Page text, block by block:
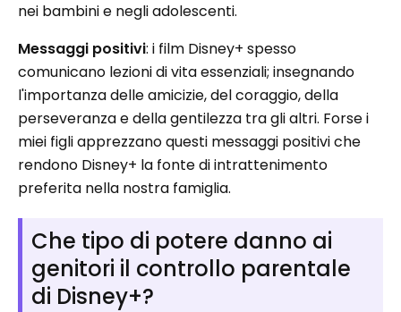
nei bambini e negli adolescenti.
Messaggi positivi: i film Disney+ spesso
comunicano lezioni di vita essenziali; insegnando
l'importanza delle amicizie, del coraggio, della
perseveranza e della gentilezza tra gli altri. Forse i
miei figli apprezzano questi messaggi positivi che
rendono Disney+ la fonte di intrattenimento
preferita nella nostra famiglia.
Che tipo di potere danno ai
genitori il controllo parentale
di Disney+?